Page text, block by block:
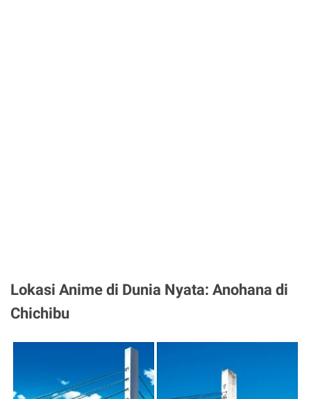
Lokasi Anime di Dunia Nyata: Anohana di
Chichibu